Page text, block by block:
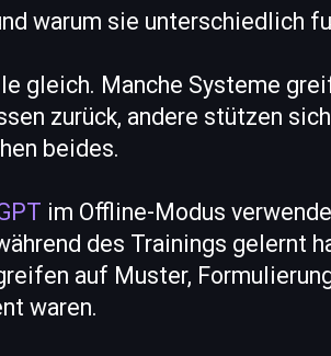
warum sie unterschiedlich
gleich. Manche Systeme
zurück, andere stützen
beides.
im Offline-Modus
des Trainings gelernt
auf Muster,
waren.